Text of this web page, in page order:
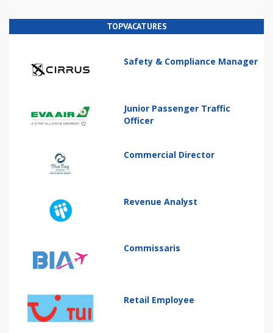
TOPVACATURES
Safety & Compliance Manager
Junior Passenger Traffic
Officer
Commercial Director
Revenue Analyst
Commissaris
Retail Employee